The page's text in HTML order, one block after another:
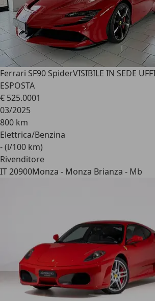
Ferrari SF90 SpiderVISIBILE IN SEDE
ESPOSTA
€ 525.0001
03/2025
800 km
Elettrica/Benzina
- (l/100 km)
Rivenditore
IT 20900Monza - Monza Brianza - Mb